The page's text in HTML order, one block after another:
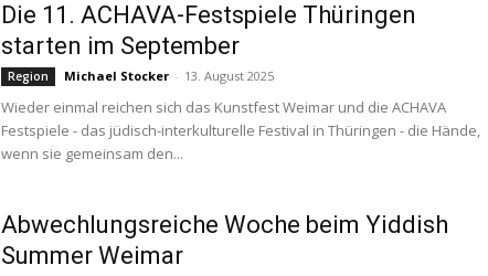
Die 11. ACHAVA-Festspiele Thüringen
starten im September
Region Michael Stocker - 13. August 2025
Wieder einmal reichen sich das Kunstfest Weimar und die ACHAVA
Festspiele - das jüdisch-interkulturelle Festival in Thüringen - die Hände,
wenn sie gemeinsam den...
Abwechlungsreiche Woche beim Yiddish
Summer Weimar